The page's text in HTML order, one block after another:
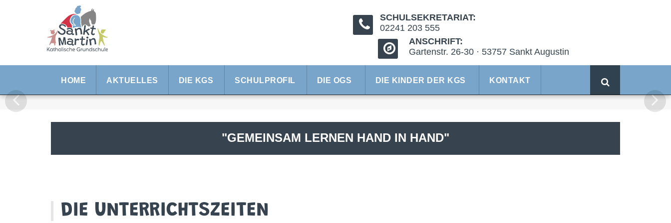
SCHULSEKRETARIAT:
02241 203 555
ANSCHRIFT:
Gartenstr. 26-30 · 53757 Sankt Augustin
HOME AKTUELLES DIE KGS SCHULPROFIL DIE OGS DIE KINDER DER KGS KONTAKT
"GEMEINSAM LERNEN HAND IN HAND"
DIE UNTERRICHTSZEITEN